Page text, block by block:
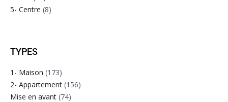
5- Centre (8)
TYPES
1- Maison (173)
2- Appartement (156)
Mise en avant (74)